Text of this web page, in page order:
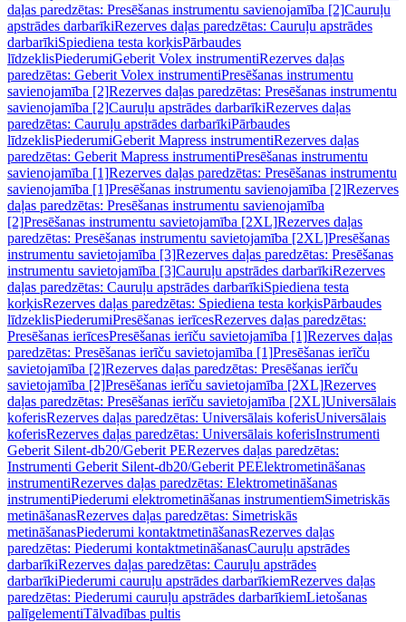
daļas paredzētas: Presēšanas instrumentu savienojamība [2]Cauruļu
apstrādes darbarīkiRezerves daļas paredzētas: Cauruļu apstrādes
darbarīkiSpiediena testa korķisPārbaudes
līdzeklisPiederumiGeberit Volex instrumentiRezerves daļas
paredzētas: Geberit Volex instrumentiPresēšanas instrumentu
savienojamība [2]Rezerves daļas paredzētas: Presēšanas instrumentu
savienojamība [2]Cauruļu apstrādes darbarīkiRezerves daļas
paredzētas: Cauruļu apstrādes darbarīkiPārbaudes
līdzeklisPiederumiGeberit Mapress instrumentiRezerves daļas
paredzētas: Geberit Mapress instrumentiPresēšanas instrumentu
savienojamība [1]Rezerves daļas paredzētas: Presēšanas instrumentu
savienojamība [1]Presēšanas instrumentu savienojamība [2]Rezerves
daļas paredzētas: Presēšanas instrumentu savienojamība
[2]Presēšanas instrumentu savietojamība [2XL]Rezerves daļas
paredzētas: Presēšanas instrumentu savietojamība [2XL]Presēšanas
instrumentu savietojamība [3]Rezerves daļas paredzētas: Presēšanas
instrumentu savietojamība [3]Cauruļu apstrādes darbarīkiRezerves
daļas paredzētas: Cauruļu apstrādes darbarīkiSpiediena testa
korķisRezerves daļas paredzētas: Spiediena testa korķisPārbaudes
līdzeklisPiederumiPresēšanas ierīcesRezerves daļas paredzētas:
Presēšanas ierīcesPresēšanas ierīču savietojamība [1]Rezerves daļas
paredzētas: Presēšanas ierīču savietojamība [1]Presēšanas ierīču
savietojamība [2]Rezerves daļas paredzētas: Presēšanas ierīču
savietojamība [2]Presēšanas ierīču savietojamība [2XL]Rezerves
daļas paredzētas: Presēšanas ierīču savietojamība [2XL]Universālais
koferisRezerves daļas paredzētas: Universālais koferisUniversālais
koferisRezerves daļas paredzētas: Universālais koferisInstrumenti
Geberit Silent-db20/Geberit PERezerves daļas paredzētas:
Instrumenti Geberit Silent-db20/Geberit PEElektrometināšanas
instrumentiRezerves daļas paredzētas: Elektrometināšanas
instrumentiPiederumi elektrometināšanas instrumentiemSimetriskās
metināšanasRezerves daļas paredzētas: Simetriskās
metināšanasPiederumi kontaktmetināšanasRezerves daļas
paredzētas: Piederumi kontaktmetināšanasCauruļu apstrādes
darbarīkiRezerves daļas paredzētas: Cauruļu apstrādes
darbarīkiPiederumi cauruļu apstrādes darbarīkiemRezerves daļas
paredzētas: Piederumi cauruļu apstrādes darbarīkiemLietošanas
palīgelementiTālvadības pultis